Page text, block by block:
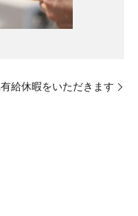
給休暇をいただきます